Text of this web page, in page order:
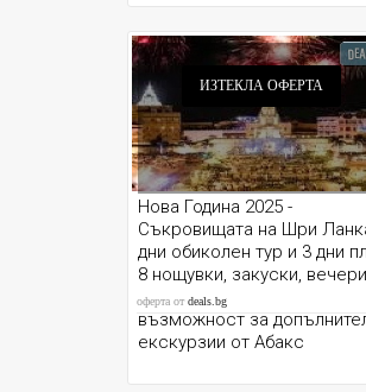
ИЗТЕКЛА ОФЕРТА
Нова Година 2025 -
Съкровищата на Шри
дни обиколен тур и 3 дни
8 нощувки, закуски,
летищни такси, трансфери и
възможност за
екскурзии от Абакс
оферта отdeals.bg